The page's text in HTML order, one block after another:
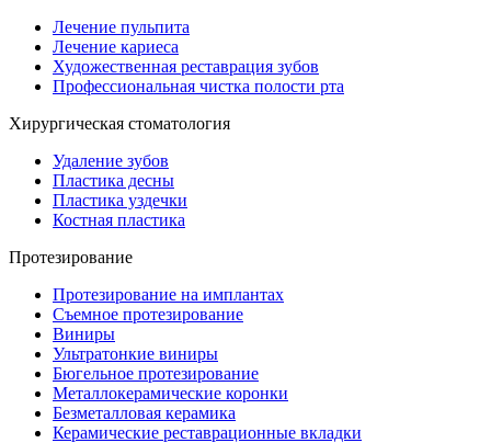
Лечение пульпита
Лечение кариеса
Художественная реставрация зубов
Профессиональная чистка полости рта
Хирургическая стоматология
Удаление зубов
Пластика десны
Пластика уздечки
Костная пластика
Протезирование
Протезирование на имплантах
Съемное протезирование
Виниры
Ультратонкие виниры
Бюгельное протезирование
Металлокерамические коронки
Безметалловая керамика
Керамические реставрационные вкладки